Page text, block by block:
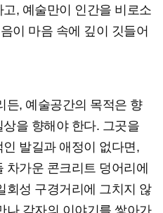
, 예술만이 인간을 비로소
이 마음 속에 깊이 깃들어
든, 예술공간의 목적은 향
을 향해야 한다. 그곳을
발길과 애정이 없다면,
차가운 콘크리트 덩어리에
회성 구경거리에 그치지 않
나 각자의 이야기를 쌓아가